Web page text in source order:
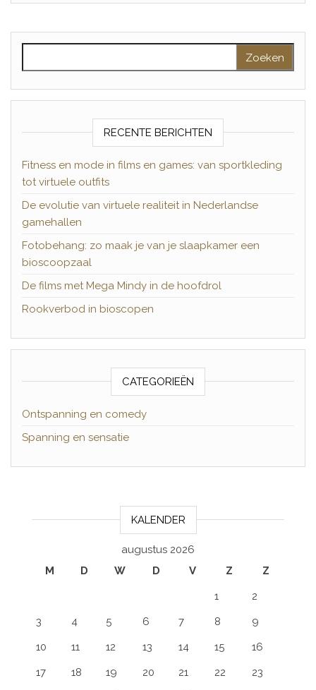
RECENTE BERICHTEN
Fitness en mode in films en games: van sportkleding
tot virtuele outfits
De evolutie van virtuele realiteit in Nederlandse
gamehallen
Fotobehang: zo maak je van je slaapkamer een
bioscoopzaal
De films met Mega Mindy in de hoofdrol
Rookverbod in bioscopen
CATEGORIEËN
Ontspanning en comedy
Spanning en sensatie
KALENDER
augustus 2026
M
D W D V Z
Z
1
2
3
4 5 6 7 8
9
10
11 12 13 14 15
16
17
18 19 20 21 22
23